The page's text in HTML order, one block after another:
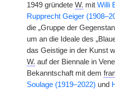
1949 gründete W. mit Willi
Rupprecht Geiger
die „Gruppe der
um an die Ideale des
das Geistige in der Kunst
W. auf der Biennale in
Bekanntschaft mit dem
Soulage (1919–2022) und